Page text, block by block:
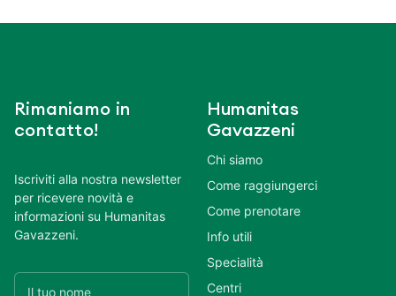
Rimaniamo in
contatto!
Iscriviti alla nostra newsletter
per ricevere novità e
informazioni su Humanitas
Gavazzeni.
Humanitas
Gavazzeni
Chi siamo
Come raggiungerci
Come prenotare
Info utili
Specialità
Centri